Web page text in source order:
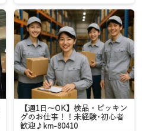
【週1日～OK】検品・ピッキン
グのお仕事！！未経験･初心者
歓迎♪km-80410